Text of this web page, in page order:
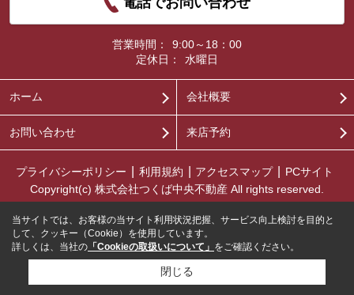
営業時間：
9:00～18：00
定休日：
水曜日
ホーム 会社概要
お問い合わせ 来店予約
プライバシーポリシー 利用規約 アクセスマップ
PCサイト
Copyright(c) 株式会社つくば中央不動産 All rights reserved.
当サイトでは、お客様の当サイト利用状況把握、サービス向上検討を目的と
して、クッキー（Cookie）を使用しています。
詳しくは、当社の 「Cookieの取扱いについて」 をご確認ください。
閉じる